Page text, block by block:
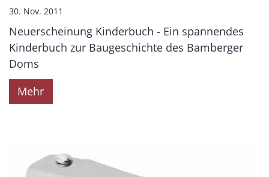
30. Nov. 2011
Neuerscheinung Kinderbuch - Ein spannendes
Kinderbuch zur Baugeschichte des Bamberger
Doms
Mehr